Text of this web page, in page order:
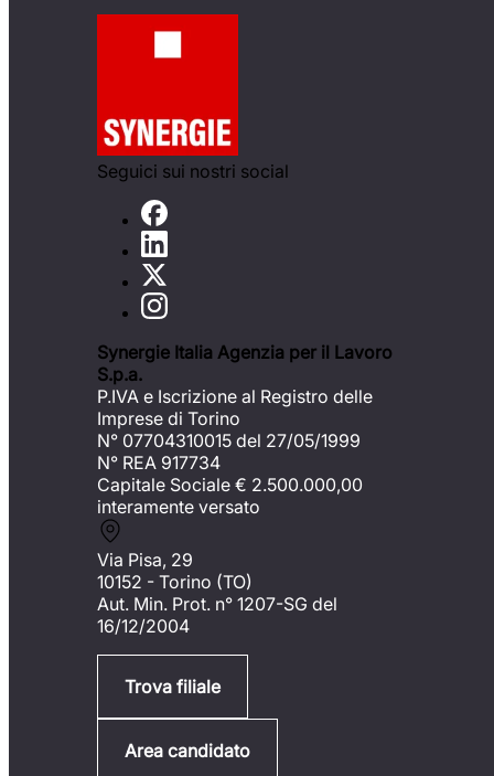
Seguici sui nostri social
Synergie Italia Agenzia per il Lavoro
S.p.a.
P.IVA e Iscrizione al Registro delle
Imprese di Torino
N° 07704310015 del 27/05/1999
N° REA 917734
Capitale Sociale € 2.500.000,00
interamente versato
Via Pisa, 29
10152 - Torino (TO)
Aut. Min. Prot. n° 1207-SG del
16/12/2004
Trova filiale
Area candidato